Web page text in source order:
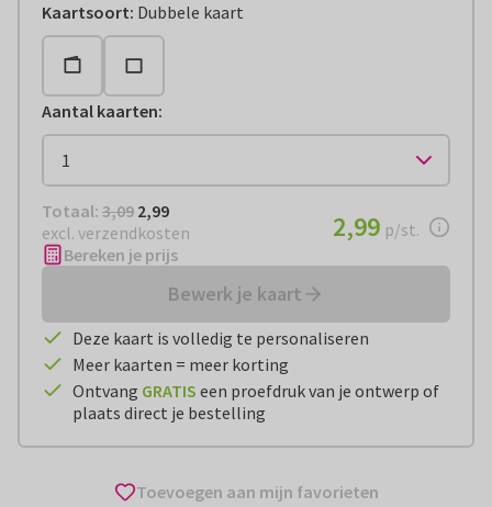
Kaartsoort: Dubbele kaart
Aantal kaarten:
Totaal: € 2,99
Totaal: 3,09 2,99
excl. verzendkosten
€ 2,99per stuk
2,99 p/st.
Bereken je prijs
Bewerk je kaart
Deze kaart is volledig te personaliseren
Meer kaarten = meer korting
Ontvang GRATIS een proefdruk van je ontwerp of
plaats direct je bestelling
Toevoegen aan mijn favorieten